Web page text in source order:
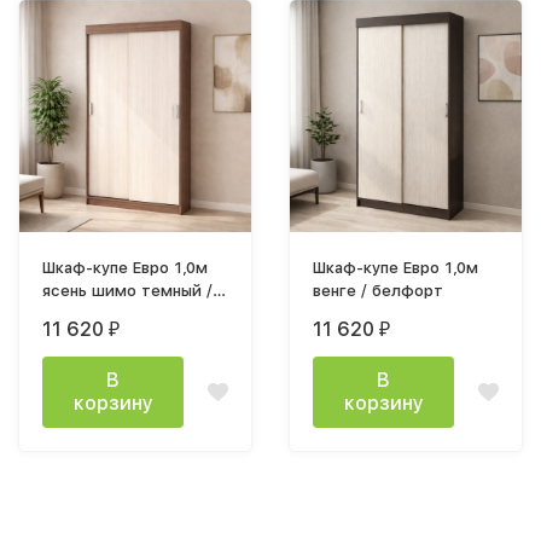
Шкаф-купе Евро 1,0м
ясень шимо темный /
11 620 ₽
В
корзину
Шкаф-купе Евро 1,0м
венге / белфорт
11 620 ₽
В
корзину